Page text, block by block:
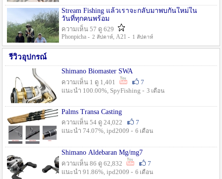
Stream Fishing แล้วเราจะกลับมาพบกันใหม่ใน
วันที่ทุกคนพร้อม
ความเห็น 57 ดู 629
Phonpicha - 2 สัปดาห์, A21 - 1 สัปดาห์
รีวิวอุปกรณ์
Shimano Biomaster SWA
ความเห็น 1 ดู 1,401
7
แนะนำ 100.00%, SpyFishing - 3 เดือน
Palms Transa Casting
ความเห็น 54 ดู 24,022
7
แนะนำ 74.07%, ipd2009 - 6 เดือน
Shimano Aldebaran Mg/mg7
ความเห็น 86 ดู 62,832
7
แนะนำ 91.86%, ipd2009 - 6 เดือน